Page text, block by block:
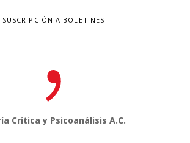
SUSCRIPCIÓN A BOLETINES
Crítica y Psicoanálisis A.C.